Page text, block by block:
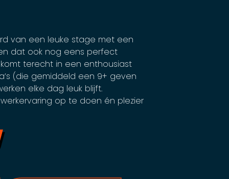
van een leuke stage met een
dat ook nog eens perfect
terecht in een enthousiast
(die gemiddeld een 9+ geven
elke dag leuk blijft.
op te doen én plezier